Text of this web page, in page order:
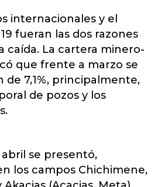
internacionales y el
fueran las dos razones
caída. La cartera minero-
que frente a marzo se
de 7,1%, principalmente,
de pozos y los
se presentó,
los campos Chichimene,